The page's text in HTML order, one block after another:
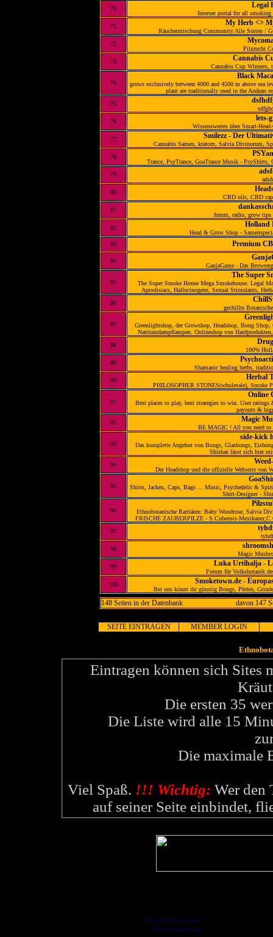
70
Legal
Internet portal for all smoking
71
My Herb <>
Räuchermischung Community Alle Sorten /
72
Pilzzucht
73
Cannabis
Cannabis Cup Winners,
74
Black
grows exclusively between 4000 and 4500 m above sea
plant are traditionally used in the Andean
75
76
lets-
Wissenswertes über Smart-
77
Smilezz - Der
Cannabis Samen, kratom, Salvia Divinorum,
78
Trance, PsyTrance, GoaTrance Musik -
79
80
CBD oils, CBD
81
forum, radio, grow tips
82
Holland
Head & Grow Shop -
83
Premium
84
GanjaGame - Das
85
The Super
The Super Smoke House Mega Smokehouse. Legal
Aprodisiacs, Hallucinogens, Sexual Stimulants,
86
gechillte
87
Greenlightshop, der Growshop, Headshop, Bong
Natriumdampflampen. Onlineshop von
88
100%
89
Shamanic healing herbs,
90
Herbal
PHILOSOPHER STONES(wholesale),
91
Online
Best places to play, best strategies to win. User
payouts &
92
Magic
BE MAGIC ! All you need to
93
side-kick
Das komplette Angebot von Bongs, Glasbongs,
Shishas lässt sich hier
94
Der Headshop und die offizielle Webseite von
95
Shirts, Jacken, Caps, Bags ... Music, Psychedelic &
Shirt-Designer -
96
Ethnobotanische Raritäten: Baby Woodrose, Salvia
FRISCHE ZAUBERPILZE - S.Cubensis-
97
98
Magic
99
Luka Urtihalja -
Forum für Volksbotanik
100
Smoketown.de -
Bei uns könnt ihr günstig Bongs, Pfefen,
148 Seiten in der Datenbank davon 147
SEITE EINTRAGEN MEMBER LOGIN
Eintragen können sich Sites
Die ersten 35
Die Liste wird alle 15
Die maximale
Viel Spaß. !!! Wichtig: Wer den
auf seiner Seite einbindet,
Boardservice.net- Kostenloses
WebTools24.net- Webmaster-Tools -